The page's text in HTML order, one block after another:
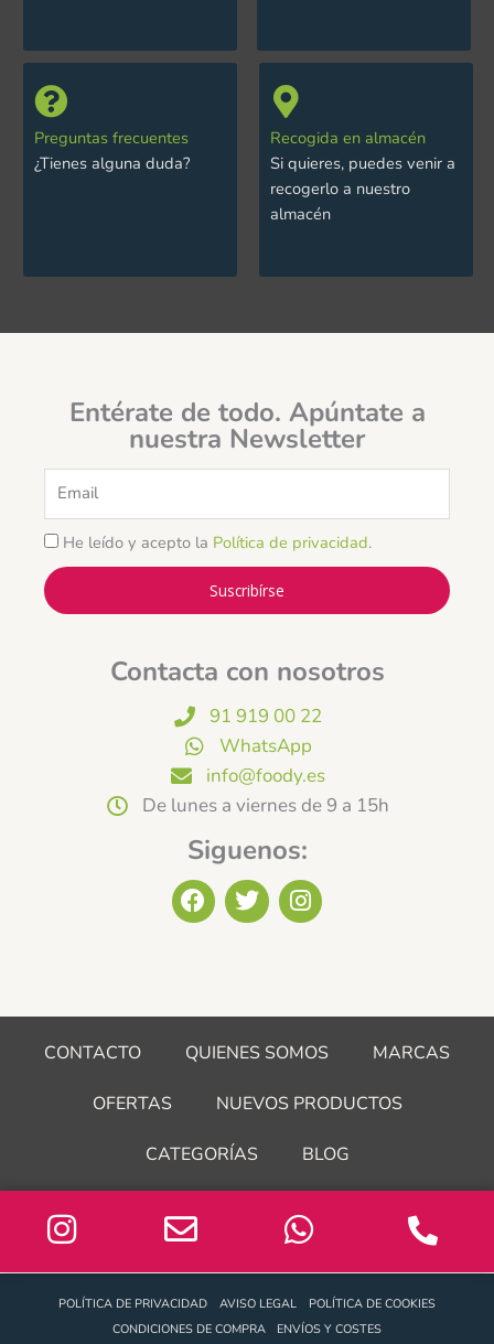
Preguntas frecuentes
¿Tienes alguna duda?
Recogida en almacén
Si quieres, puedes venir a
recogerlo a nuestro
almacén
Entérate de todo. Apúntate a
nuestra Newsletter
He leído y acepto la Política de privacidad.
Suscribírse
Contacta con nosotros
91 919 00 22
WhatsApp
info@foody.es
De lunes a viernes de 9 a 15h
Siguenos:
F
a
o
k
T
w
e
I
n
g
a
CONTACTO QUIENES SOMOS MARCAS
OFERTAS NUEVOS PRODUCTOS
CATEGORÍAS BLOG
POLÍTICA DE PRIVACIDAD AVISO LEGAL
POLÍTICA DE COOKIES
CONDICIONES DE COMPRA
ENVÍOS Y COSTES